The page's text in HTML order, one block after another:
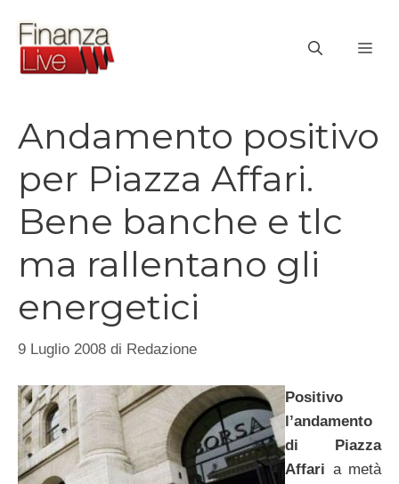
contenuto
Andamento positivo
per Piazza Affari.
Bene banche e tlc
ma rallentano gli
energetici
9 Luglio 2008 di Redazione
Positivo
l’andamento
di Piazza
Affari a metà